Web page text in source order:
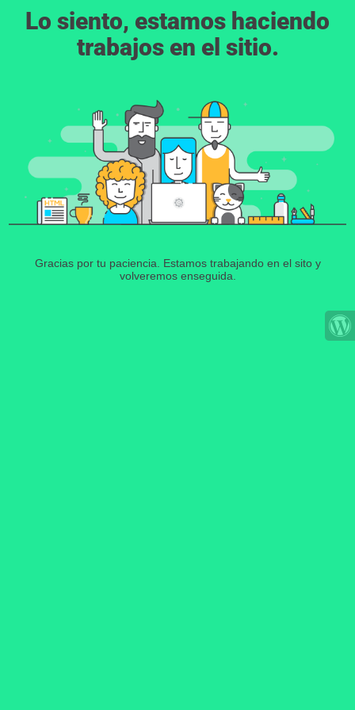
Lo siento, estamos haciendo
trabajos en el sitio.
Gracias por tu paciencia. Estamos trabajando en el sito y
volveremos enseguida.